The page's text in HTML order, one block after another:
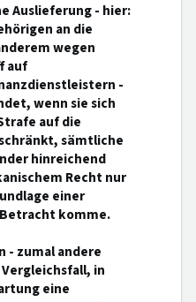
Auslieferung - hier:
an die
wegen
auf
-
wenn sie sich
auf die
sämtliche
hinreichend
Recht nur
einer
komme.
- zumal andere
in
eine